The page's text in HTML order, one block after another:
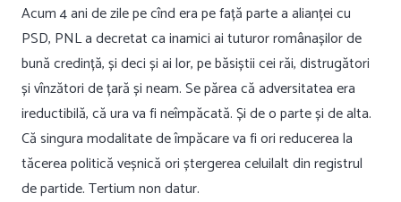
Acum 4 ani de zile pe cînd era pe față parte a alianței cu
PSD, PNL a decretat ca inamici ai tuturor românașilor de
bună credință, și deci și ai lor, pe băsiștii cei răi, distrugători
și vînzători de țară și neam. Se părea că adversitatea era
ireductibilă, că ura va fi neîmpăcată. Și de o parte și de alta.
Că singura modalitate de împăcare va fi ori reducerea la
tăcerea politică veșnică ori ștergerea celuilalt din registrul
de partide. Tertium non datur.